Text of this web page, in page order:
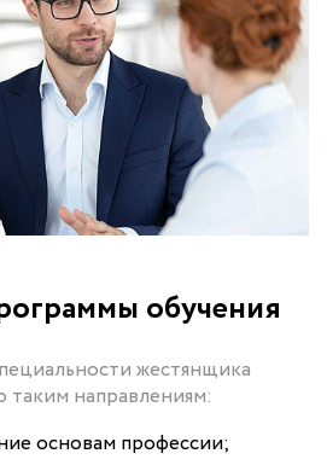
обучения
жестянщика
таким направлениям:
основам профессии;